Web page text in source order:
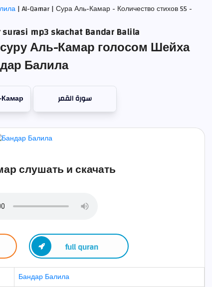
| Al-Qamar | Сура Аль-Камар - Количество стихов 55 -
surasi mp3 skachat Bandar Balila
Аль-Камар голосом Шейха
Балила
سورة القمر
слушать и скачать
full quran
Бандар Балила